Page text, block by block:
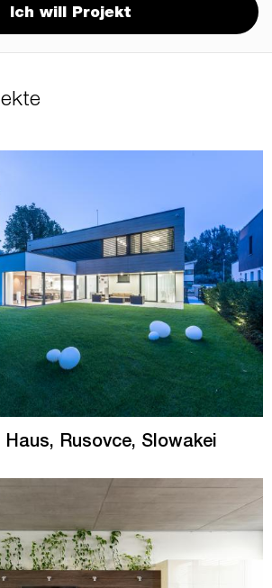
Ich will Projekt
Rusovce, Slowakei